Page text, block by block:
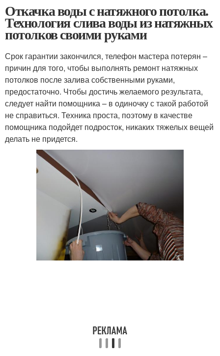
Откачка воды с натяжного потолка.
Технология слива воды из натяжных
потолков своими руками
Срок гарантии закончился, телефон мастера потерян –
причин для того, чтобы выполнять ремонт натяжных
потолков после залива собственными руками,
предостаточно. Чтобы достичь желаемого результата,
следует найти помощника – в одиночку с такой работой
не справиться. Техника проста, поэтому в качестве
помощника подойдет подросток, никаких тяжелых вещей
делать не придется.